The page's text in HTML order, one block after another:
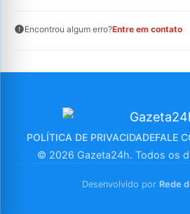
Encontrou algum erro?Entre em contato
POLÍTICA DE PRIVACIDADEFALE
© 2026 Gazeta24h. Todos os
Desenvolvido por Rede